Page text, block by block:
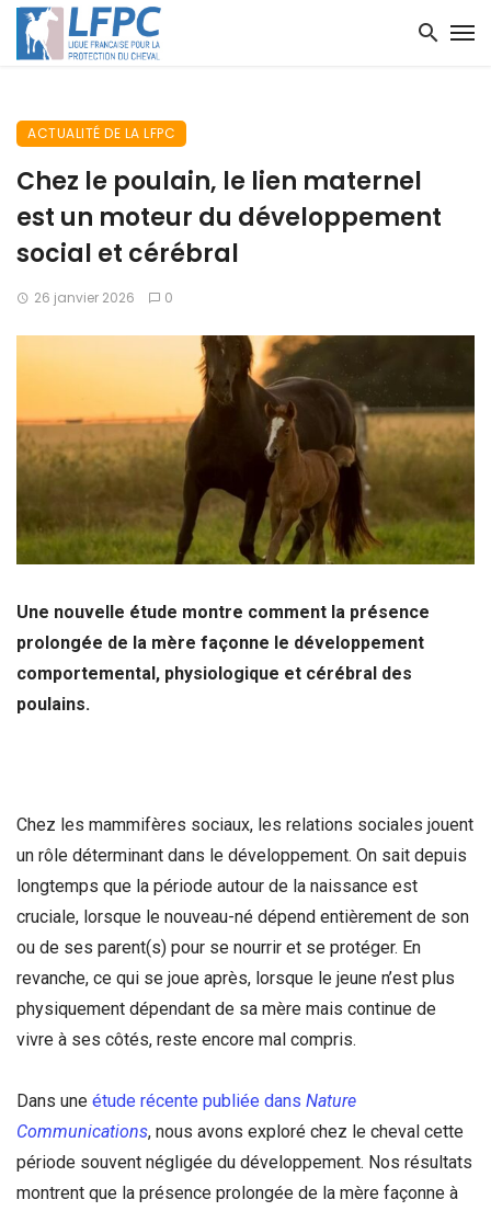
ACTUALITÉ DE LA LFPC
Chez le poulain, le lien maternel
est un moteur du développement
social et cérébral
26 janvier 2026 0
Une nouvelle étude montre comment la présence
prolongée de la mère façonne le développement
comportemental, physiologique et cérébral des
poulains.
Chez les mammifères sociaux, les relations sociales jouent
un rôle déterminant dans le développement. On sait depuis
longtemps que la période autour de la naissance est
cruciale, lorsque le nouveau-né dépend entièrement de son
ou de ses parent(s) pour se nourrir et se protéger. En
revanche, ce qui se joue après, lorsque le jeune n’est plus
physiquement dépendant de sa mère mais continue de
vivre à ses côtés, reste encore mal compris.
Dans une étude récente publiée dans Nature
Communications, nous avons exploré chez le cheval cette
période souvent négligée du développement. Nos résultats
montrent que la présence prolongée de la mère façonne à